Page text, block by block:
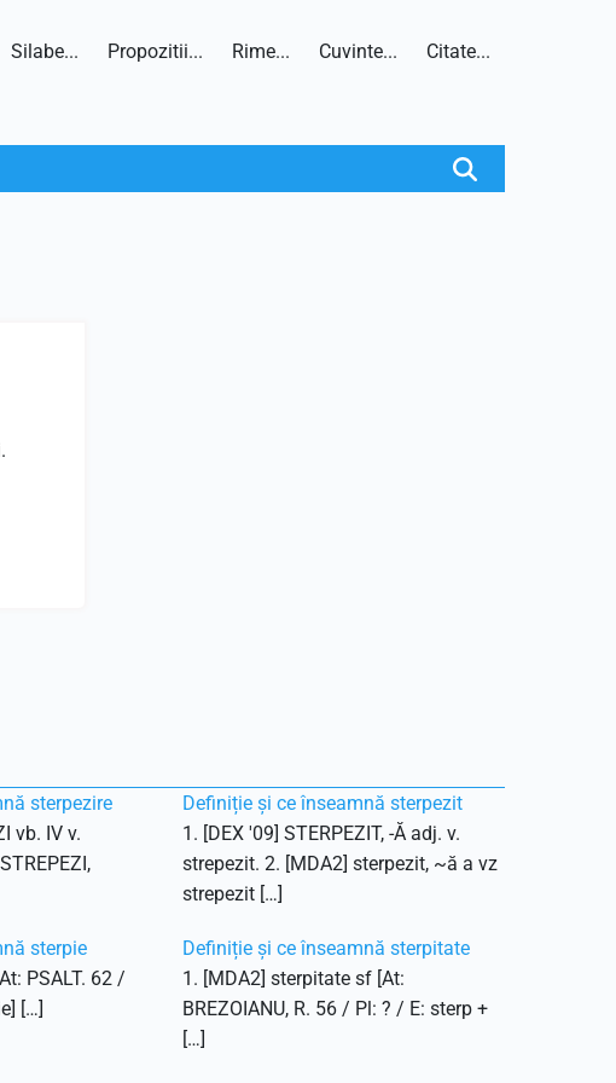
Silabe... Propozitii... Rime... Cuvinte... Citate...
sterpezire
vb. IV v.
Definiție și ce înseamnă sterpezit
1. [DEX '09] STERPEZIT, -Ă adj. v.
strepezit. 2. [MDA2] sterpezit, ~ă a vz
strepezit […]
sterpie
PSALT. 62 /
[…]
Definiție și ce înseamnă sterpitate
1. [MDA2] sterpitate sf [At:
BREZOIANU, R. 56 / Pl: ? / E: sterp +
[…]